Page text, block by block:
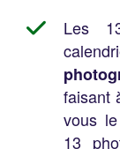
Les
faisant
vous
13